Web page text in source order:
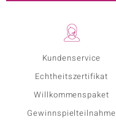
Kundenservice
Echtheitszertifikat
Willkommenspaket
Gewinnspielteilnahme